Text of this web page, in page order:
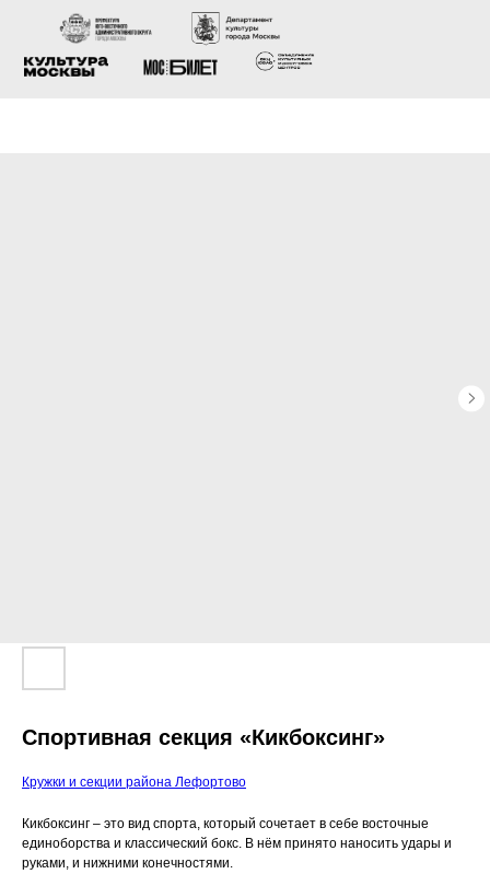
Спортивная секция «Кикбоксинг»
Кружки и секции района Лефортово
Кикбоксинг – это вид спорта, который сочетает в себе восточные
единоборства и классический бокс. В нём принято наносить удары и
руками, и нижними конечностями.